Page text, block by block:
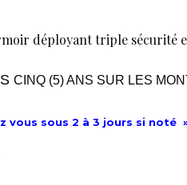
déployant triple sécurité
CINQ (5) ANS SUR LES
vous sous 2 à 3 jours si noté